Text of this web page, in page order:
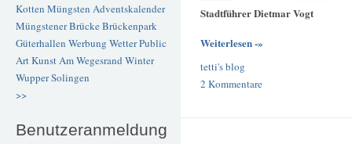
Kotten Müngsten Adventskalender
Müngstener BrückeBrückenpark
Güterhallen Werbung WetterPublic
ArtKunstAm Wegesrand Winter
WupperSolingen
>>
Benutzeranmeldung
Stadtführer Dietmar Vogt
Weiterlesen -»
tetti's blog
2 Kommentare